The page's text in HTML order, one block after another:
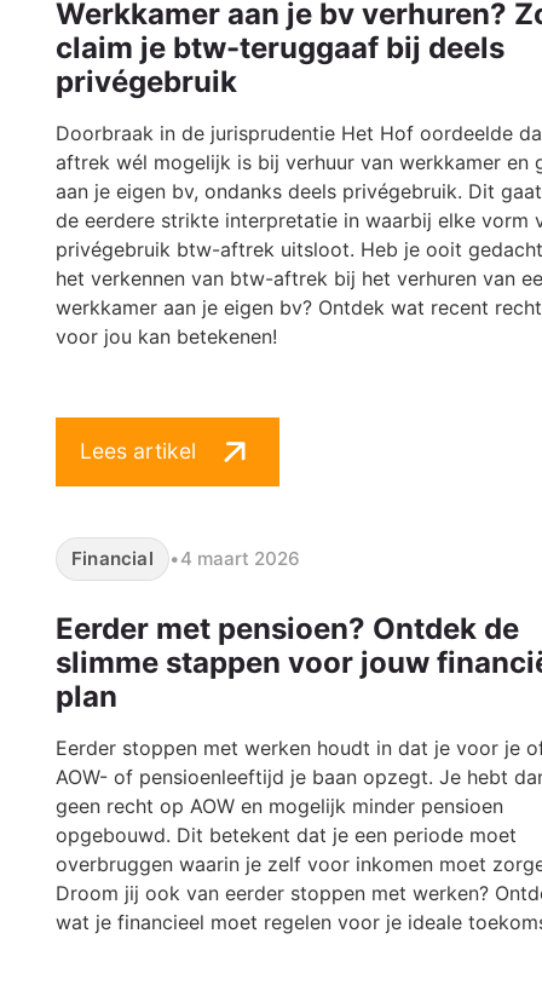
Werkkamer aan je bv verhuren?
claim je btw-teruggaaf bij deels
privégebruik
Doorbraak in de jurisprudentie Het Hof oordeelde
aftrek wél mogelijk is bij verhuur van werkkamer en
aan je eigen bv, ondanks deels privégebruik. Dit
de eerdere strikte interpretatie in waarbij elke vorm
privégebruik btw-aftrek uitsloot. Heb je ooit
het verkennen van btw-aftrek bij het verhuren van
werkkamer aan je eigen bv? Ontdek wat recent
voor jou kan betekenen!
Lees artikel
Financial •4 maart 2026
Eerder met pensioen? Ontdek de
slimme stappen voor jouw
plan
Eerder stoppen met werken houdt in dat je voor je
AOW- of pensioenleeftijd je baan opzegt. Je hebt
geen recht op AOW en mogelijk minder pensioen
opgebouwd. Dit betekent dat je een periode moet
overbruggen waarin je zelf voor inkomen moet
Droom jij ook van eerder stoppen met werken?
wat je financieel moet regelen voor je ideale